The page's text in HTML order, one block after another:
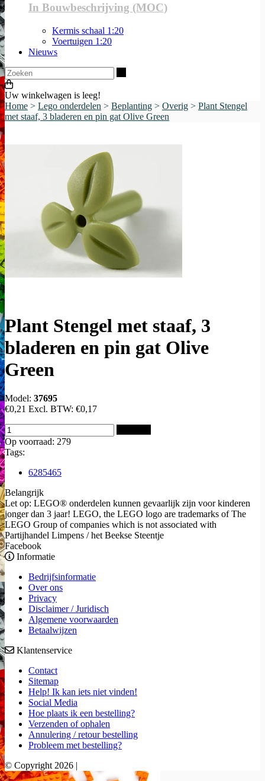
In Bouwbeschrijving (MOC)
Kermis schaal 1:20
Voertuigen 1:20
Nieuws
Uw winkelwagen is leeg!
Home > Lego onderdelen > Beplanting > Overig > Plant Stengel
met staaf, 3 bladeren en pin gat Olive Green
Plant Stengel met staaf, 3
bladeren en pin gat Olive
Green
Model: 37695
€0,21 Excl. BTW: €0,17
Op voorraad: 279
Tags:
6285465
Belangrijk
Let op: LEGO® onderdelen kunnen gevaarlijk zijn voor kinderen
jonger dan 3 jaar! LEGO, the LEGO logo are trademarks of The
LEGO Group of companies which is not associated with
Partijhandel Limpens / het Beekse Steentje
Facebook
Informatie
Bedrijfsinformatie
Over ons
Privacy
Disclaimer / Juridisch
Algemene voorwaarden
Betaalwijzen
Klantenservice
Contact
Sitemap
Help! Ik kan iets niet vinden!
Social Media
Hoe plaats ik een bestelling?
Verzenden of ophalen
Annulering / retour bestelling
Probleem met bestelling?
© Copyright 2026 |